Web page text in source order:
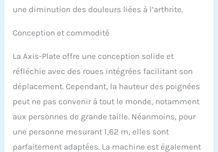
d'une chambre à un
une diminution des douleurs liées à l’arthrite.
Conception et commodité
La Axis-Plate offre une conception solide et
réfléchie avec des roues intégrées facilitant son
déplacement. Cependant, la hauteur des poignées
peut ne pas convenir à tout le monde, notamment
aux personnes de grande taille. Néanmoins, pour
une personne mesurant 1,62 m, elles sont
parfaitement adaptées. La machine est également